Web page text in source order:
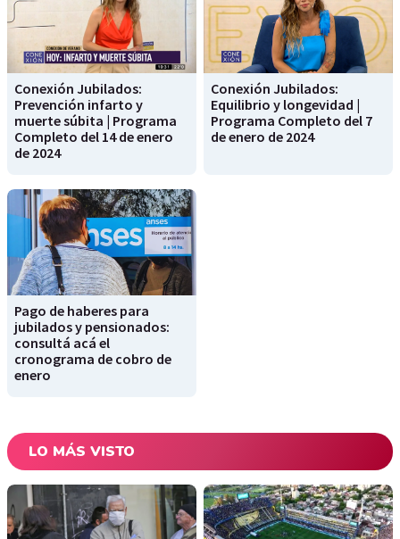
Conexión Jubilados:
Prevención infarto y
muerte súbita | Programa
Completo del 14 de enero
de 2024
Conexión Jubilados:
Equilibrio y longevidad |
Programa Completo del 7
de enero de 2024
Pago de haberes para
jubilados y pensionados:
consultá acá el
cronograma de cobro de
enero
LO MÁS VISTO